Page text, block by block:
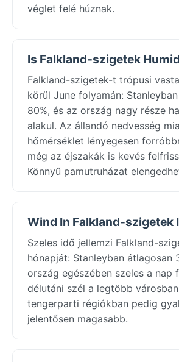
véglet felé húznak.
Is Falkland-szigetek
Falkland-szigetek-t trópusi
körül June folyamán:
80%, és az ország nagy része
alakul. Az állandó nedvesség
hőmérséklet lényegesen
még az éjszakák is kevés
Könnyű pamutruházat
Wind In Falkland-szigetek
Szeles idő jellemzi Falkland-
hónapját: Stanleyban átlagosan
ország egészében szeles a nap
délutáni szél a legtöbb
tengerparti régiókban pedig
jelentősen magasabb.